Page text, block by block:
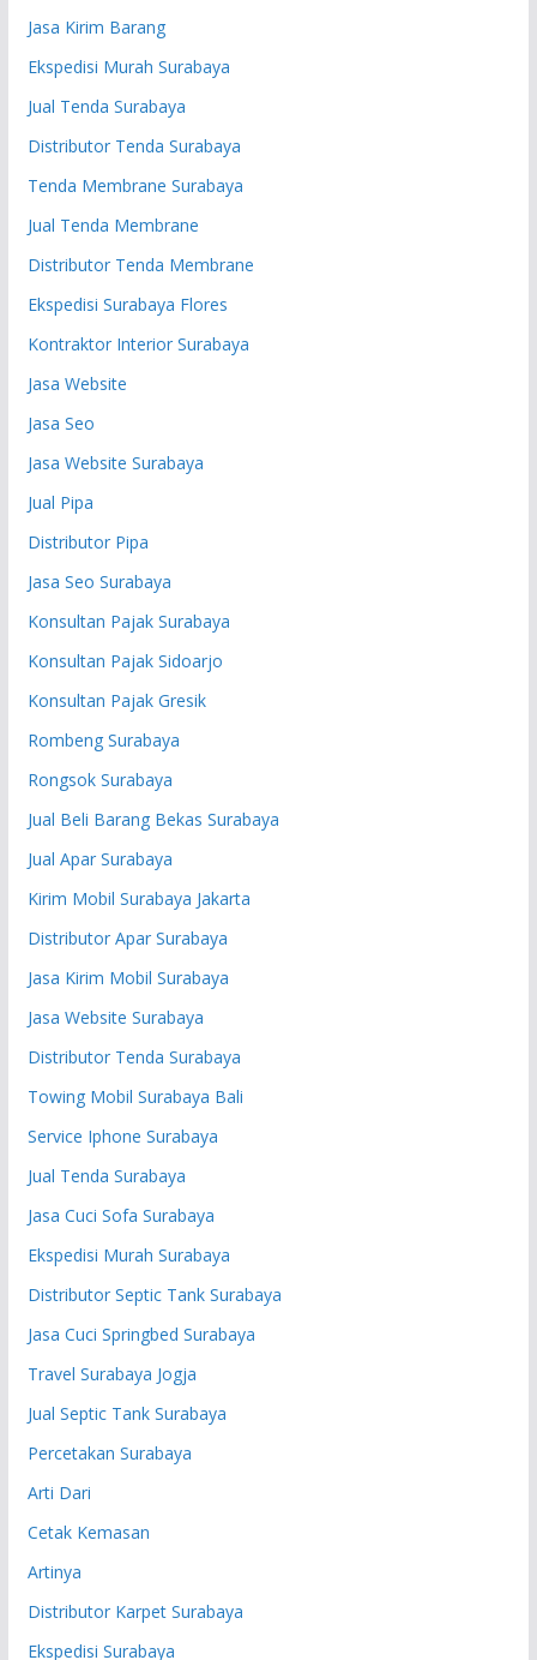
Jasa Kirim Barang
Ekspedisi Murah Surabaya
Jual Tenda Surabaya
Distributor Tenda Surabaya
Tenda Membrane Surabaya
Jual Tenda Membrane
Distributor Tenda Membrane
Ekspedisi Surabaya Flores
Kontraktor Interior Surabaya
Jasa Website
Jasa Seo
Jasa Website Surabaya
Jual Pipa
Distributor Pipa
Jasa Seo Surabaya
Konsultan Pajak Surabaya
Konsultan Pajak Sidoarjo
Konsultan Pajak Gresik
Rombeng Surabaya
Rongsok Surabaya
Jual Beli Barang Bekas Surabaya
Jual Apar Surabaya
Kirim Mobil Surabaya Jakarta
Distributor Apar Surabaya
Jasa Kirim Mobil Surabaya
Jasa Website Surabaya
Distributor Tenda Surabaya
Towing Mobil Surabaya Bali
Service Iphone Surabaya
Jual Tenda Surabaya
Jasa Cuci Sofa Surabaya
Ekspedisi Murah Surabaya
Distributor Septic Tank Surabaya
Jasa Cuci Springbed Surabaya
Travel Surabaya Jogja
Jual Septic Tank Surabaya
Percetakan Surabaya
Arti Dari
Cetak Kemasan
Artinya
Distributor Karpet Surabaya
Ekspedisi Surabaya